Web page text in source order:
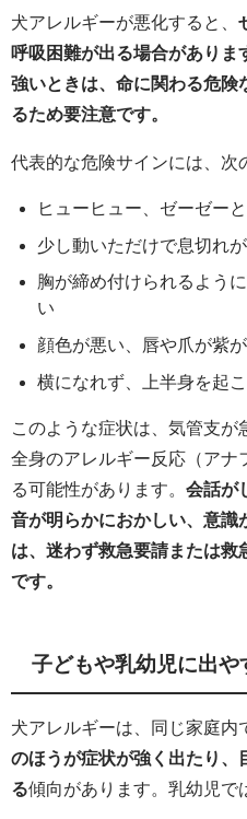
犬アレルギーが悪化すると、
呼吸困難が出る場合があり
強いときは、命に関わる危険
るため要注意です。
代表的な危険サインには、次
ヒューヒュー、ゼーゼー
少し動いただけで息切れ
胸が締め付けられるよう
い
顔色が悪い、唇や爪が紫
横になれず、上半身を起
このような症状は、気管支が
全身のアレルギー反応（アナ
る可能性があります。 会話が
音が明らかにおかしい、意識
は、迷わず救急要請または救
です。
子どもや乳幼児に出や
犬アレルギーは、同じ家庭内
のほうが症状が強く出たり、
る傾向があります。乳幼児で